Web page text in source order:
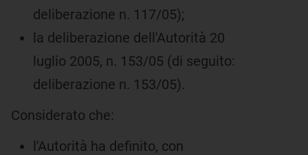
deliberazione n. 117/05);
la deliberazione dell'Autorità 20
luglio 2005, n. 153/05 (di seguito:
deliberazione n. 153/05).
Considerato che:
l'Autorità ha definito, con